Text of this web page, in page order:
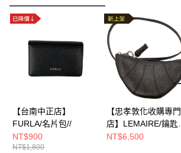
【台南中正店】
FURLA/名片包//
NT$900
NT$1,800
【忠孝敦化收購專門
店】LEMAIRE/鑰匙
包//
NT$6,500